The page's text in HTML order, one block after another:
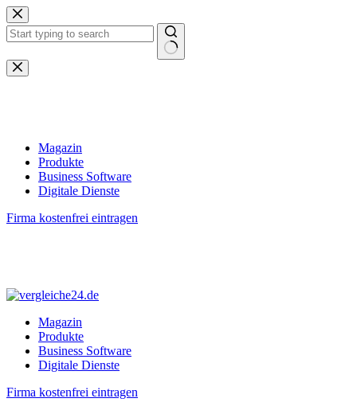
Zum
Inhalt
springen
Keine
Ergebnisse
Magazin
Produkte
Business Software
Digitale Dienste
Firma kostenfrei eintragen
Magazin
Produkte
Business Software
Digitale Dienste
Firma kostenfrei eintragen